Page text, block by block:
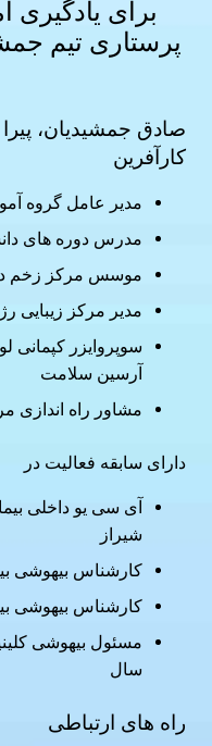
برای
پرستاری تیم
صادق جمشیدیان،
کارآفرین
مدیر عامل گروه
مدرس دوره های
موسس مرکز زخم
مدیر مرکز زیبایی
سوپروایزر کپمانی
آرسین سلامت
مشاور راه اندازی
دارای سابقه فعالیت در
آی سی یو داخلی
شیراز
کارشناس بیهوشی
کارشناس بیهوشی
سال
راه های ارتباطی